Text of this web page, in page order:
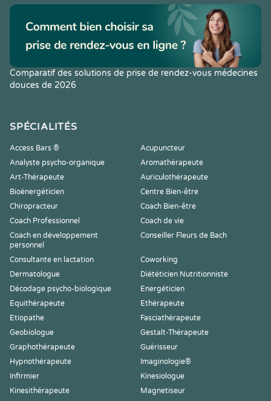
Comparatif des solutions de prise de rendez-vous médecines
douces de 2026
SPÉCIALITÉS
Access Bars ®
Acupuncteur
Analyste psycho-organique
Aromathérapeute
Art-Thérapeute
Auriculothérapeute
Bioénergéticien
Centre Bien-être
Chiropracteur
Coach Bien-être
Coach Professionnel
Coach de vie
Coach en développement
personnel
Conseiller Fleurs de Bach
Consultante en lactation
Coworking
Dermatologue
Diététicien Nutritionniste
Décodage psycho-biologique
Energéticien
Equithérapeute
Ethérapeute
Etiopathe
Fasciathérapeute
Geobiologue
Gestalt-Thérapeute
Graphothérapeute
Guérisseur
Hypnothérapeute
Imaginologie®
Infirmier
Kinesiologue
Kinesithérapeute
Magnetiseur